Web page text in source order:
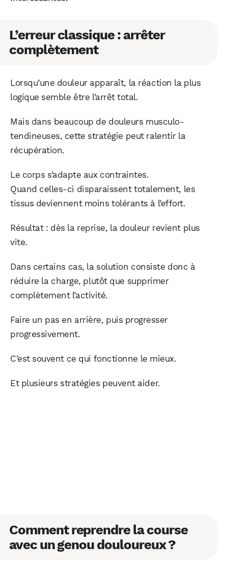
L’erreur classique : arrêter
complètement
Lorsqu’une douleur apparaît, la réaction la plus
logique semble être l’arrêt total.
Mais dans beaucoup de douleurs musculo-
tendineuses, cette stratégie peut ralentir la
récupération.
Le corps s’adapte aux contraintes.
Quand celles-ci disparaissent totalement, les
tissus deviennent moins tolérants à l’effort.
Résultat : dès la reprise, la douleur revient plus
vite.
Dans certains cas, la solution consiste donc à
réduire la charge, plutôt que supprimer
complètement l’activité.
Faire un pas en arrière, puis progresser
progressivement.
C’est souvent ce qui fonctionne le mieux.
Et plusieurs stratégies peuvent aider.
Comment reprendre la course
avec un genou douloureux ?